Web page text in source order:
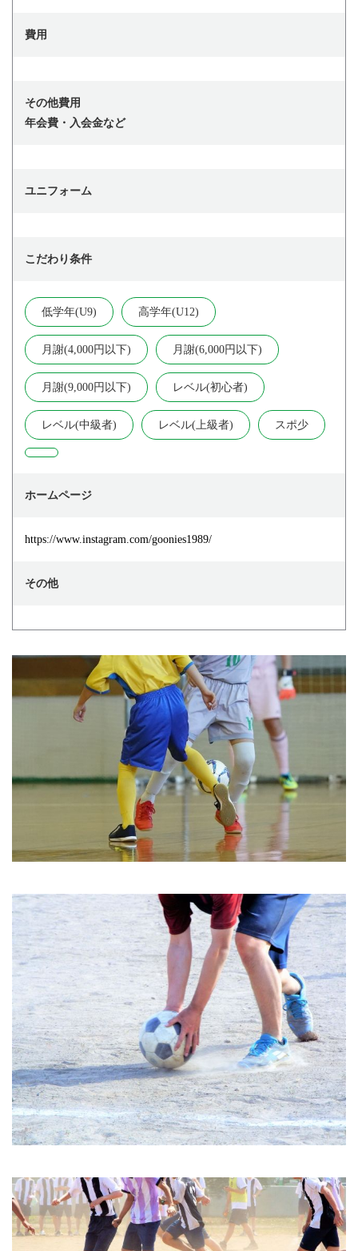
費用
その他費用
年会費・入会金など
ユニフォーム
こだわり条件
低学年(U9) 高学年(U12)
月謝(4,000円以下) 月謝(6,000円以下)
月謝(9,000円以下) レベル(初心者)
レベル(中級者) レベル(上級者) スポ少
ホームページ
https://www.instagram.com/goonies1989/
その他